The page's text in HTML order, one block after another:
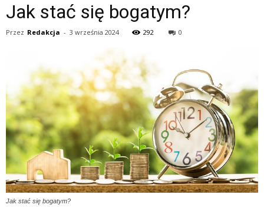
Jak stać się bogatym?
Przez Redakcja - 3 września 2024 292 0
Jak stać się bogatym?